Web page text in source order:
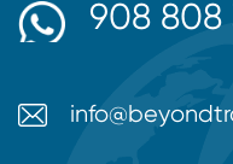
908 808